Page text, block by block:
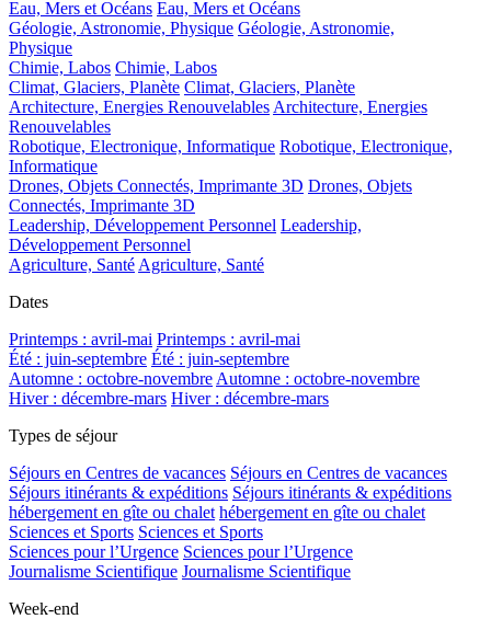
Eau, Mers et Océans Eau, Mers et Océans
Géologie, Astronomie, Physique Géologie, Astronomie,
Physique
Chimie, Labos Chimie, Labos
Climat, Glaciers, Planète Climat, Glaciers, Planète
Architecture, Energies Renouvelables Architecture, Energies
Renouvelables
Robotique, Electronique, Informatique Robotique, Electronique,
Informatique
Drones, Objets Connectés, Imprimante 3D Drones, Objets
Connectés, Imprimante 3D
Leadership, Développement Personnel Leadership,
Développement Personnel
Agriculture, Santé Agriculture, Santé
Dates
Printemps : avril-mai Printemps : avril-mai
Été : juin-septembre Été : juin-septembre
Automne : octobre-novembre Automne : octobre-novembre
Hiver : décembre-mars Hiver : décembre-mars
Types de séjour
Séjours en Centres de vacances Séjours en Centres de vacances
Séjours itinérants & expéditions Séjours itinérants & expéditions
hébergement en gîte ou chalet hébergement en gîte ou chalet
Sciences et Sports Sciences et Sports
Sciences pour l’Urgence Sciences pour l’Urgence
Journalisme Scientifique Journalisme Scientifique
Week-end